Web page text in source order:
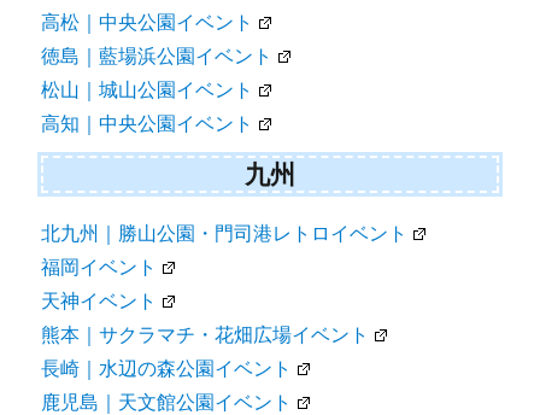
高松｜中央公園イベント
徳島｜藍場浜公園イベント
松山｜城山公園イベント
高知｜中央公園イベント
九州
北九州｜勝山公園・門司港レトロイベント
福岡イベント
天神イベント
熊本｜サクラマチ・花畑広場イベント
長崎｜水辺の森公園イベント
鹿児島｜天文館公園イベント